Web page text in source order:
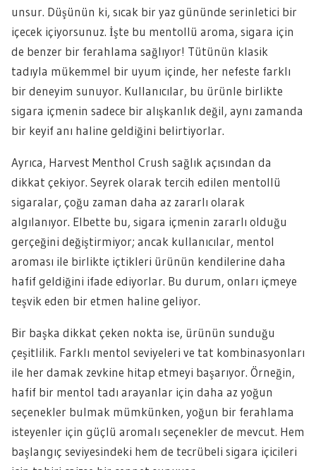
unsur. Düşünün ki, sıcak bir yaz gününde serinletici bir
içecek içiyorsunuz. İşte bu mentollü aroma, sigara için
de benzer bir ferahlama sağlıyor! Tütünün klasik
tadıyla mükemmel bir uyum içinde, her nefeste farklı
bir deneyim sunuyor. Kullanıcılar, bu ürünle birlikte
sigara içmenin sadece bir alışkanlık değil, aynı zamanda
bir keyif anı haline geldiğini belirtiyorlar.
Ayrıca, Harvest Menthol Crush sağlık açısından da
dikkat çekiyor. Seyrek olarak tercih edilen mentollü
sigaralar, çoğu zaman daha az zararlı olarak
algılanıyor. Elbette bu, sigara içmenin zararlı olduğu
gerçeğini değiştirmiyor; ancak kullanıcılar, mentol
aroması ile birlikte içtikleri ürünün kendilerine daha
hafif geldiğini ifade ediyorlar. Bu durum, onları içmeye
teşvik eden bir etmen haline geliyor.
Bir başka dikkat çeken nokta ise, ürünün sunduğu
çeşitlilik. Farklı mentol seviyeleri ve tat kombinasyonları
ile her damak zevkine hitap etmeyi başarıyor. Örneğin,
hafif bir mentol tadı arayanlar için daha az yoğun
seçenekler bulmak mümkünken, yoğun bir ferahlama
isteyenler için güçlü aromalı seçenekler de mevcut. Hem
başlangıç seviyesindeki hem de tecrübeli sigara içicileri